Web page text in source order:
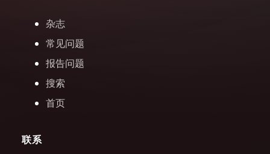
杂志
常见问题
报告问题
搜索
首页
联系